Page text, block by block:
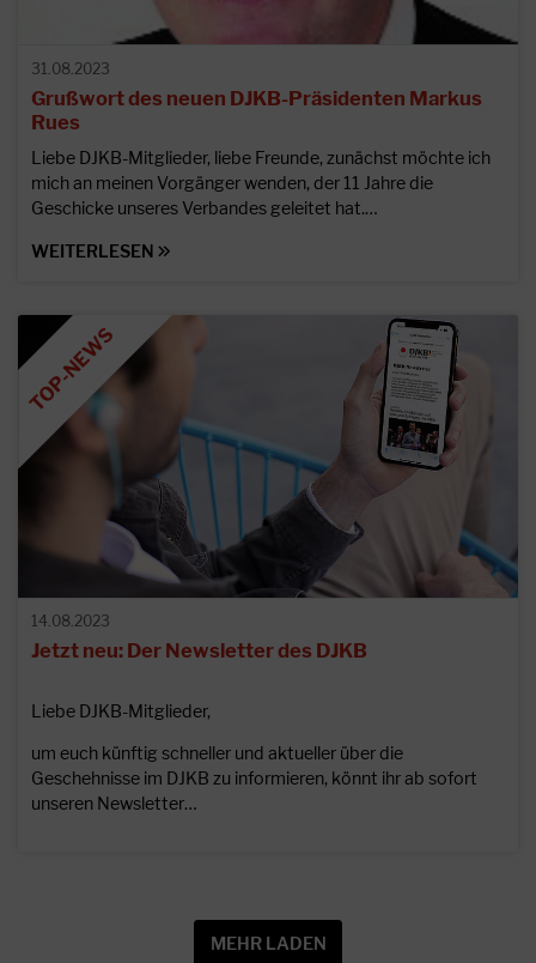
31.08.2023
Grußwort des neuen DJKB-Präsidenten Markus
Rues
Liebe DJKB-Mitglieder, liebe Freunde, zunächst möchte ich
mich an meinen Vorgänger wenden, der 11 Jahre die
Geschicke unseres Verbandes geleitet hat.…
WEITERLESEN
14.08.2023
Jetzt neu: Der Newsletter des DJKB
Liebe DJKB-Mitglieder,
um euch künftig schneller und aktueller über die
Geschehnisse im DJKB zu informieren, könnt ihr ab sofort
unseren Newsletter…
MEHR LADEN